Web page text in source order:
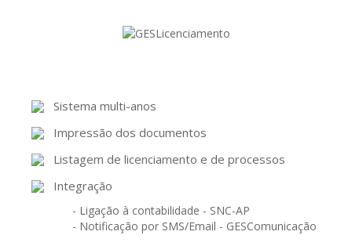
Sistema multi-anos
Impressão dos documentos
Listagem de licenciamento e de processos
Integração
- Ligação à contabilidade - SNC-AP
- Notificação por SMS/Email - GESComunicação